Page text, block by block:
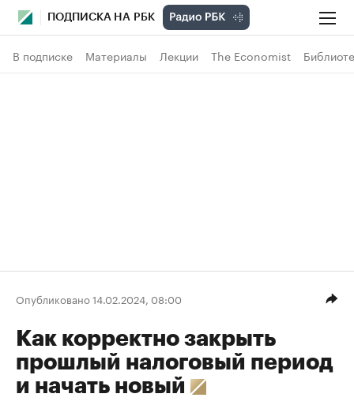
ПОДПИСКА НА РБК
В подписке Материалы Лекции The Economist
Опубликовано 14.02.2024, 08:00
Как корректно закрыть
прошлый налоговый период
и начать новый